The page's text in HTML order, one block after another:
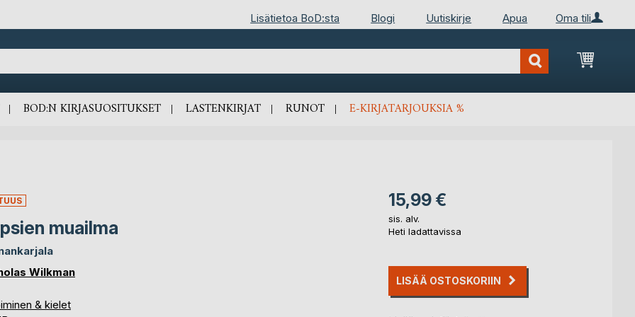
Oma tili
Lisätietoa BoD:sta Blogi Uutiskirje Apua
BOD:N KIRJASUOSITUKSET LASTENKIRJAT RUNOT E-KIRJATARJOUKSIA %
muailma
Wilkman
& kielet
15,99 €
sis. alv.
Heti ladattavissa
LISÄÄ OSTOSKORIIN